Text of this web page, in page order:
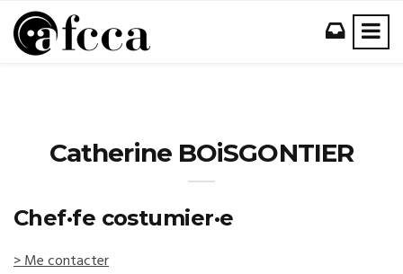
Catherine BOiSGONTIER
Chef·fe costumier·e
> Me contacter